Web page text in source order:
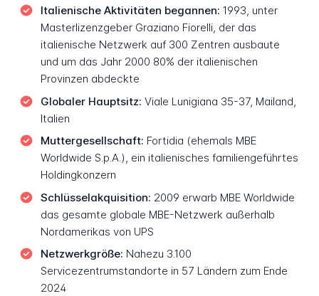
Italienische Aktivitäten begannen: 1993, unter
Masterlizenzgeber Graziano Fiorelli, der das
italienische Netzwerk auf 300 Zentren ausbaute
und um das Jahr 2000 80% der italienischen
Provinzen abdeckte
Globaler Hauptsitz: Viale Lunigiana 35-37, Mailand,
Italien
Muttergesellschaft: Fortidia (ehemals MBE
Worldwide S.p.A.), ein italienisches familiengeführtes
Holdingkonzern
Schlüsselakquisition: 2009 erwarb MBE Worldwide
das gesamte globale MBE-Netzwerk außerhalb
Nordamerikas von UPS
Netzwerkgröße: Nahezu 3.100
Servicezentrumstandorte in 57 Ländern zum Ende
2024